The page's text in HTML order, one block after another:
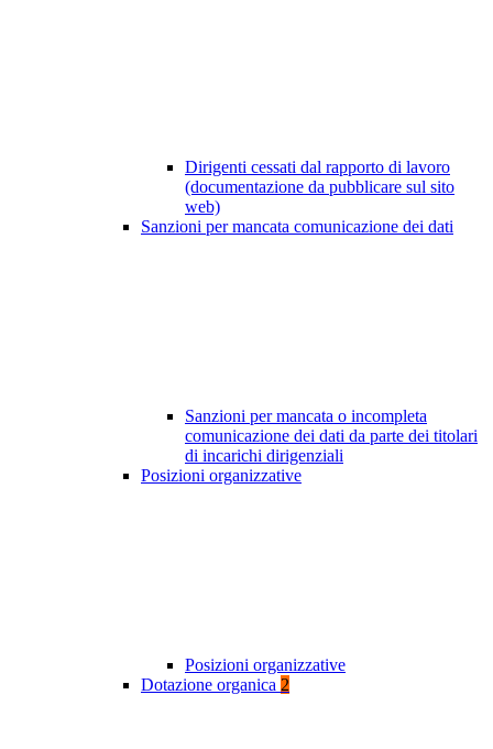
Dirigenti cessati dal rapporto di lavoro
(documentazione da pubblicare sul sito
web)
Sanzioni per mancata comunicazione dei dati
Sanzioni per mancata o incompleta
comunicazione dei dati da parte dei titolari
di incarichi dirigenziali
Posizioni organizzative
Posizioni organizzative
Dotazione organica 2